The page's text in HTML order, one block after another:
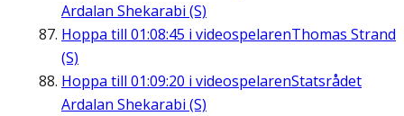
Ardalan Shekarabi (S)
Hoppa till 01:08:45 i videospelarenThomas Strand
(S)
Hoppa till 01:09:20 i videospelarenStatsrådet
Ardalan Shekarabi (S)